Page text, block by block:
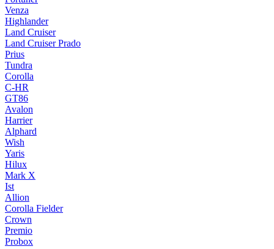
Venza
Highlander
Land Cruiser
Land Cruiser Prado
Prius
Tundra
Corolla
C-HR
GT86
Avalon
Harrier
Alphard
Wish
Yaris
Hilux
Mark X
Ist
Allion
Corolla Fielder
Crown
Premio
Probox